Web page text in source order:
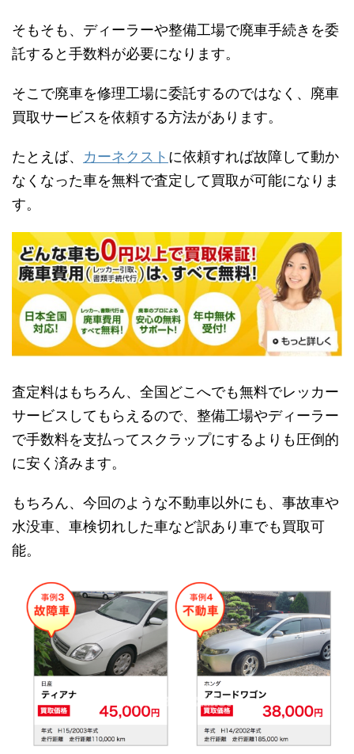
そもそも、ディーラーや整備工場で廃車手続きを委
託すると手数料が必要になります。
そこで廃車を修理工場に委託するのではなく、廃車
買取サービスを依頼する方法があります。
たとえば、 カーネクスト に依頼すれば故障して動か
なくなった車を無料で査定して買取が可能になりま
す。
査定料はもちろん、全国どこへでも無料でレッカー
サービスしてもらえるので、整備工場やディーラー
で手数料を支払ってスクラップにするよりも圧倒的
に安く済みます。
もちろん、今回のような不動車以外にも、事故車や
水没車、車検切れした車など訳あり車でも買取可
能。